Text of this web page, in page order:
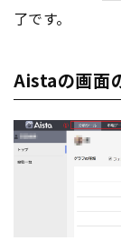
了です。
Aistaの画面